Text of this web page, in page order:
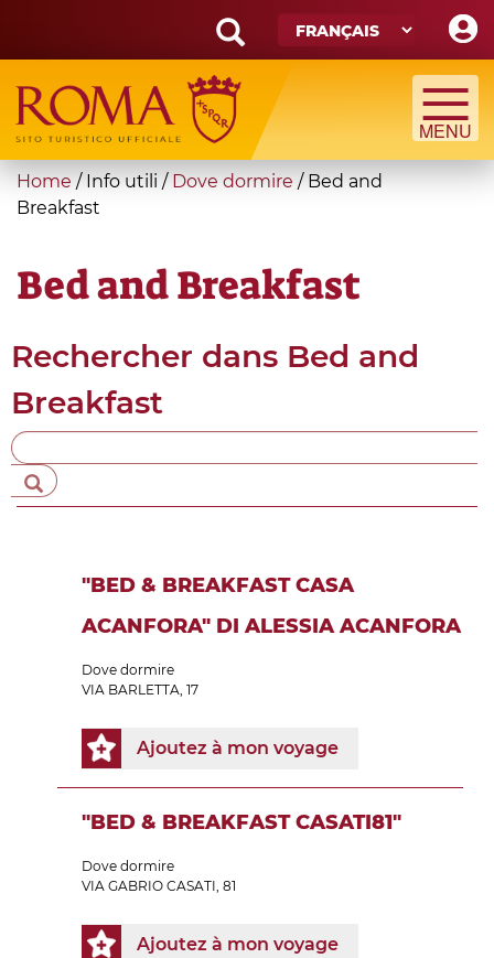
main
content
Search
form
Recherche
You
are
Home / Info utili / Dove dormire / Bed and
Breakfast
Bed and Breakfast
Rechercher dans Bed and
Breakfast
"BED & BREAKFAST CASA
ACANFORA" DI ALESSIA ACANFORA
Dove dormire
VIA BARLETTA, 17
Ajoutez à mon voyage
"BED & BREAKFAST CASATI81"
Dove dormire
VIA GABRIO CASATI, 81
Ajoutez à mon voyage